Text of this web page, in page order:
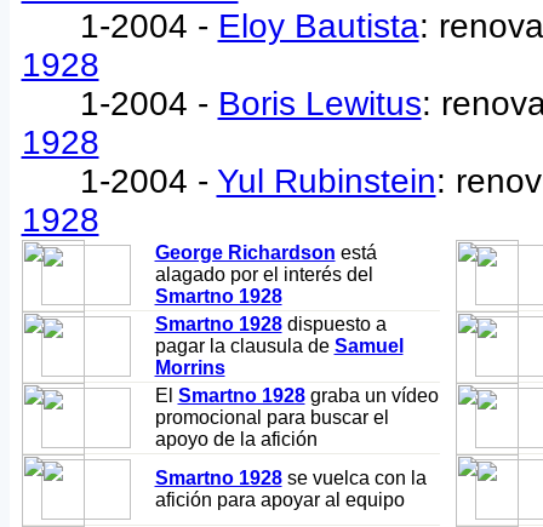
1-2004 - Eloy Bautista:
1928
1-2004 - Boris Lewitus:
1928
1-2004 - Yul Rubinstein:
1928
George Richardson está
alagado por el interés del
Smartno 1928
Smartno 1928dispuesto a
pagar la clausula de Samuel
Morrins
El Smartno 1928graba un vídeo
promocional para buscar el
apoyo de la afición
Smartno 1928se vuelca con la
afición para apoyar al equipo